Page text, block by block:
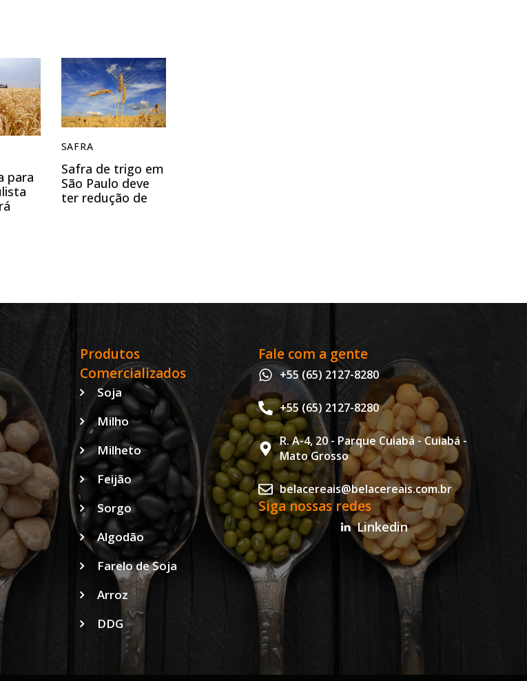
para
SAFRA
Safra de trigo em
São Paulo deve
ter redução de
Produtos
Comercializados
Soja
Milho
Milheto
Feijão
Sorgo
Algodão
Farelo de Soja
Arroz
DDG
Fale com a gente
+55 (65) 2127-8280
+55 (65) 2127-8280
R. A-4, 20 - Parque Cuiabá - Cuiabá -
Mato Grosso
belacereais@belacereais.com.br
Siga nossas redes
Linkedin